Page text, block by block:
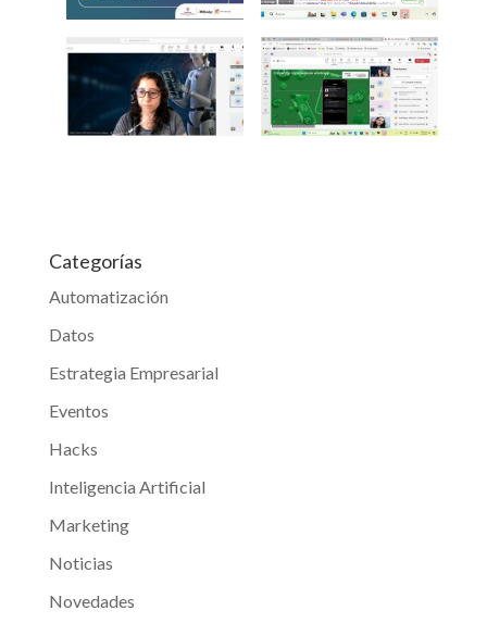
Categorías
Automatización
Datos
Estrategia Empresarial
Eventos
Hacks
Inteligencia Artificial
Marketing
Noticias
Novedades